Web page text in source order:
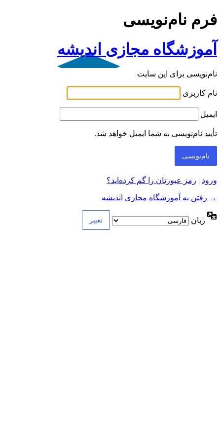
فرم نام‌نویسی
آموزشگاه مجازی اندیشه
نام‌نویسی برای این سایت
نام کاربری
ایمیل
تأیید نام‌نویسی به شما ایمیل خواهد شد.
ورود | رمز عبورتان را گم کرده‌اید؟
→ رفتن به آموزشگاه مجازی اندیشه
زبان